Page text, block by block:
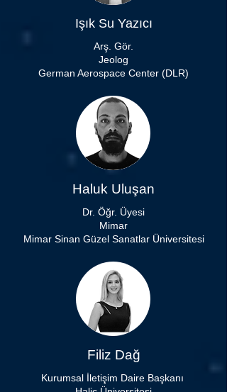
Işık Su Yazıcı
Arş. Gör.
Jeolog
German Aerospace Center (DLR)
Haluk Uluşan
Dr. Öğr. Üyesi
Mimar
Mimar Sinan Güzel Sanatlar Üniversitesi
Filiz Dağ
Kurumsal İletişim Daire Başkanı